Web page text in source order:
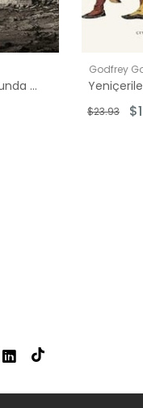
Selçuklu Anadolusunda Ermeniler - Haçlı Seferlerine Kadar
Godfrey
$23.93